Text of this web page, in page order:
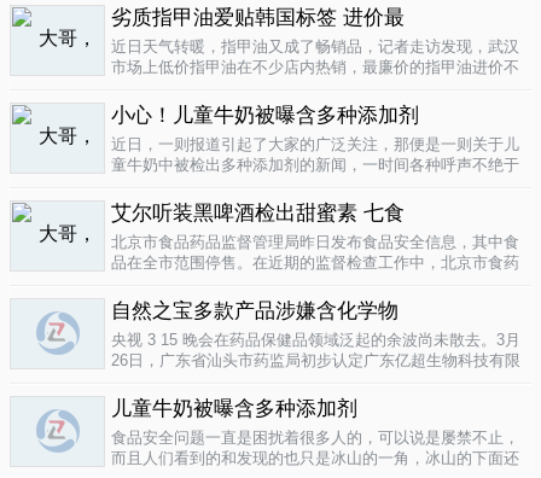
纯牛奶并 不纯 ，呈凝固状，像酸奶。昨日上午，林先生向长
乐工商局12315投..
劣质指甲油爱贴韩国标签 进价最
近日天气转暖，指甲油又成了畅销品，记者走访发现，武汉
市场上低价指甲油在不少店内热销，最廉价的指甲油进价不
渡桥夜市上，不少摊位都有五颜六色的指甲油摆卖。 韩国进
口指甲油只要9元，另一个韩国..
小心！儿童牛奶被曝含多种添加剂
近日，一则报道引起了大家的广泛关注，那便是一则关于儿
童牛奶中被检出多种添加剂的新闻，一时间各种呼声不绝于
慌。 每天一斤奶，强壮中国人 ，到底让儿童强壮起来的是牛
奶，还是添加剂？超市中的儿童牛..
艾尔听装黑啤酒检出甜蜜素 七食
北京市食品药品监督管理局昨日发布食品安全信息，其中食
品在全市范围停售。在近期的监督检查工作中，北京市食药
带集团北京蓝宝酒业有限公司生产的 艾尔 听装黑啤酒，检出
不得检出的甜蜜素。北京市..
自然之宝多款产品涉嫌含化学物
央视 3 15 晚会在药品保健品领域泛起的余波尚未散去。3月
26日，广东省汕头市药监局初步认定广东亿超生物科技有限
已涉嫌构成生产销售伪劣产品罪，决定将案件移送汕头市公
安局依法查处。亿..
儿童牛奶被曝含多种添加剂
食品安全问题一直是困扰着很多人的，可以说是屡禁不止，
而且人们看到的和发现的也只是冰山的一角，冰山的下面还